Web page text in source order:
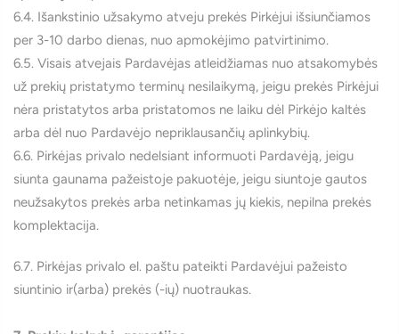
6.4. Išankstinio užsakymo atveju prekės Pirkėjui išsiunčiamos
per 3-10 darbo dienas, nuo apmokėjimo patvirtinimo.
6.5. Visais atvejais Pardavėjas atleidžiamas nuo atsakomybės
už prekių pristatymo terminų nesilaikymą, jeigu prekės Pirkėjui
nėra pristatytos arba pristatomos ne laiku dėl Pirkėjo kaltės
arba dėl nuo Pardavėjo nepriklausančių aplinkybių.
6.6. Pirkėjas privalo nedelsiant informuoti Pardavėją, jeigu
siunta gaunama pažeistoje pakuotėje, jeigu siuntoje gautos
neužsakytos prekės arba netinkamas jų kiekis, nepilna prekės
komplektacija.
6.7. Pirkėjas privalo el. paštu pateikti Pardavėjui pažeisto
siuntinio ir(arba) prekės (-ių) nuotraukas.